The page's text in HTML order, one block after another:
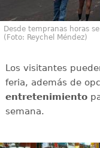
Desde tempranas horas
(Foto: Reychel Méndez)
Los visitantes
feria, además de
entretenimiento
semana.